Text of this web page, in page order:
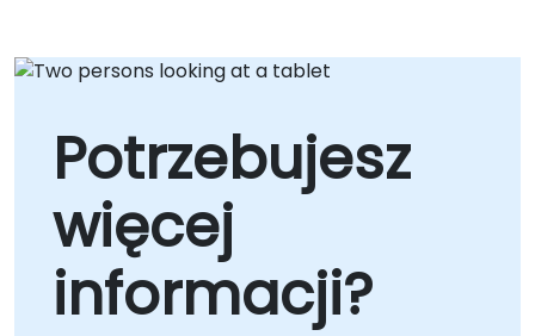
Potrzebujesz
więcej
informacji?